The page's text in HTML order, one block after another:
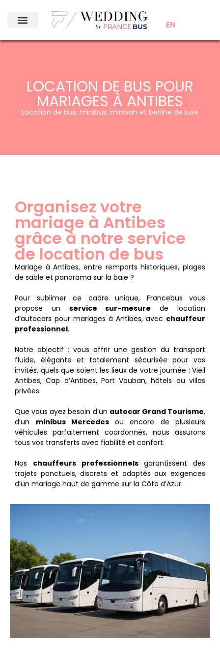
EN
LOCATION DE BUS POUR
MARIAGES À ANTIBES
Location de bus, minibus, minivan et berline de luxe
Organisez votre
mariage à Antibes
grâce à notre service
de location de bus
Mariage à Antibes, entre remparts historiques, plages
de sable et panorama sur la baie ?
Pour sublimer ce cadre unique, Francebus vous
propose un service sur-mesure de location
d’autocars pour mariages à Antibes, avec chauffeur
professionnel.
Notre objectif : vous offrir une gestion du transport
fluide, élégante et totalement sécurisée pour vos
invités, quels que soient les lieux de votre journée : Vieil
Antibes, Cap d’Antibes, Port Vauban, hôtels ou villas
privées.
Que vous ayez besoin d’un autocar Grand Tourisme,
d’un minibus Mercedes ou encore de plusieurs
véhicules parfaitement coordonnés, nous assurons
tous vos transferts avec fiabilité et confort.
Nos chauffeurs professionnelsgarantissent des
trajets ponctuels, discrets et adaptés aux exigences
d’un mariage haut de gamme sur la Côte d’Azur.